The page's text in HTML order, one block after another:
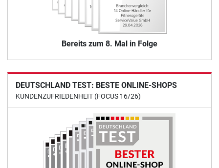
Bereits zum 8. Mal in Folge
DEUTSCHLAND TEST: BESTE ONLINE-SHOPS
KUNDENZUFRIEDENHEIT (FOCUS 16/26)